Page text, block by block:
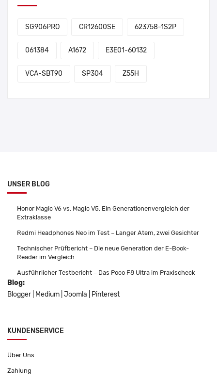
SG906PRO CR12600SE 623758-1S2P
061384 A1672 E3E01-60132
VCA-SBT90 SP304 Z55H
UNSER BLOG
Honor Magic V6 vs. Magic V5: Ein Generationenvergleich der
Extraklasse
Redmi Headphones Neo im Test – Langer Atem, zwei Gesichter
Technischer Prüfbericht – Die neue Generation der E-Book-
Reader im Vergleich
Ausführlicher Testbericht – Das Poco F8 Ultra im Praxischeck
Blog:
Blogger
Medium Joomla Pinterest
KUNDENSERVICE
Über Uns
Zahlung